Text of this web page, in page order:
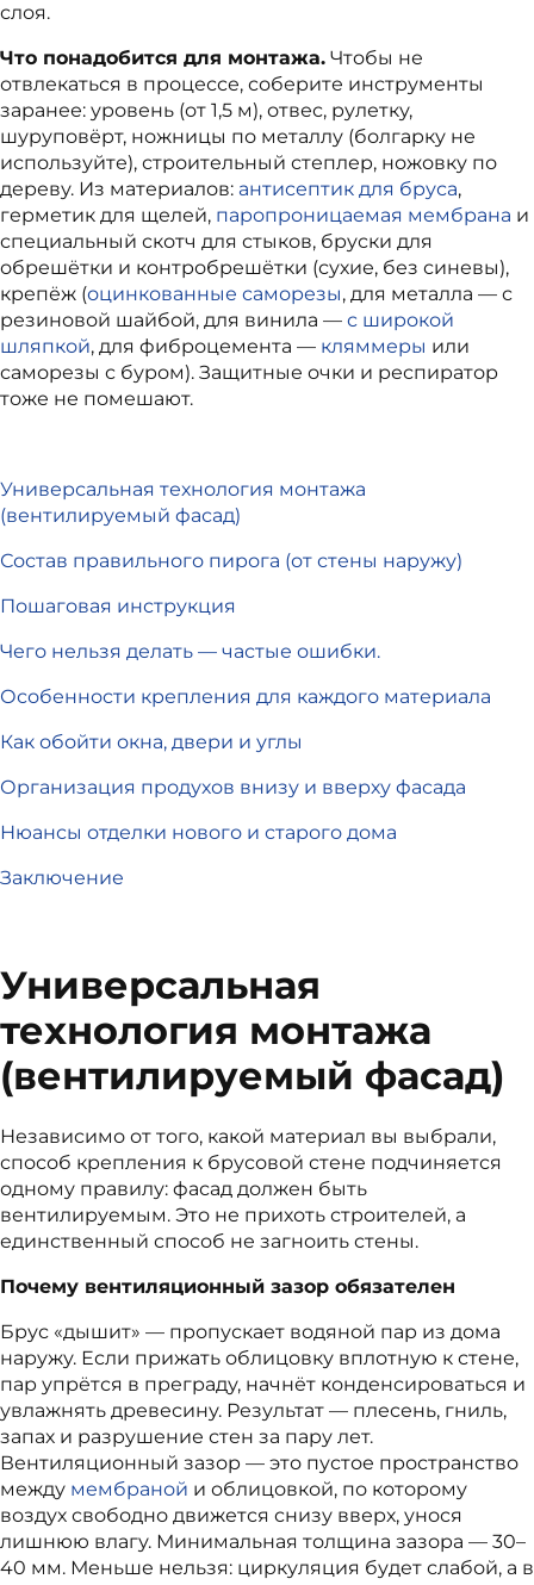
слоя.
Что понадобится для монтажа. Чтобы не
отвлекаться в процессе, соберите инструменты
заранее: уровень (от 1,5 м), отвес, рулетку,
шуруповёрт, ножницы по металлу (болгарку не
используйте), строительный степлер, ножовку по
дереву. Из материалов: антисептик для бруса,
герметик для щелей, паропроницаемая мембрана и
специальный скотч для стыков, бруски для
обрешётки и контробрешётки (сухие, без синевы),
крепёж (оцинкованные саморезы, для металла — с
резиновой шайбой, для винила — с широкой
шляпкой, для фиброцемента — кляммеры или
саморезы с буром). Защитные очки и респиратор
тоже не помешают.
Универсальная технология монтажа
(вентилируемый фасад)
Состав правильного пирога (от стены наружу)
Пошаговая инструкция
Чего нельзя делать — частые ошибки.
Особенности крепления для каждого материала
Как обойти окна, двери и углы
Организация продухов внизу и вверху фасада
Нюансы отделки нового и старого дома
Заключение
Универсальная
технология монтажа
(вентилируемый фасад)
Независимо от того, какой материал вы выбрали,
способ крепления к брусовой стене подчиняется
одному правилу: фасад должен быть
вентилируемым. Это не прихоть строителей, а
единственный способ не загноить стены.
Почему вентиляционный зазор обязателен
Брус «дышит» — пропускает водяной пар из дома
наружу. Если прижать облицовку вплотную к стене,
пар упрётся в преграду, начнёт конденсироваться и
увлажнять древесину. Результат — плесень, гниль,
запах и разрушение стен за пару лет.
Вентиляционный зазор — это пустое пространство
между мембраной и облицовкой, по которому
воздух свободно движется снизу вверх, унося
лишнюю влагу. Минимальная толщина зазора — 30–
40 мм. Меньше нельзя: циркуляция будет слабой, а в